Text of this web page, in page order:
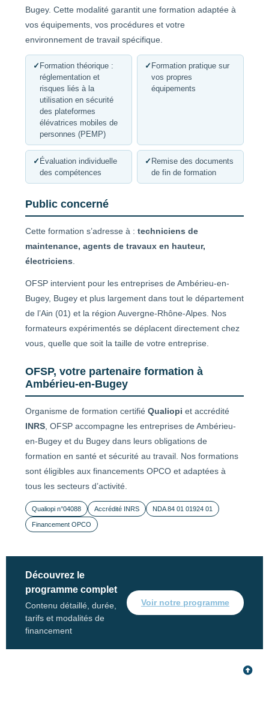
Bugey. Cette modalité garantit une formation adaptée à
vos équipements, vos procédures et votre
environnement de travail spécifique.
✓ Formation théorique :
réglementation et
risques liés à la
utilisation en sécurité
des plateformes
élévatrices mobiles de
personnes (PEMP)
✓ Formation pratique sur
vos propres
équipements
✓ Évaluation individuelle
des compétences
✓ Remise des documents
de fin de formation
Public concerné
Cette formation s’adresse à : techniciens de
maintenance, agents de travaux en hauteur,
électriciens
OFSP intervient pour les entreprises de Ambérieu-en-
Bugey, Bugey et plus largement dans tout le département
de l’Ain (01) et la région Auvergne-Rhône-Alpes. Nos
formateurs expérimentés se déplacent directement chez
vous, quelle que soit la taille de votre entreprise.
OFSP, votre partenaire formation à
Ambérieu-en-Bugey
Organisme de formation certifié Qualiopi et accrédité
INRS , OFSP accompagne les entreprises de Ambérieu-
en-Bugey et du Bugey dans leurs obligations de
formation en santé et sécurité au travail. Nos formations
sont éligibles aux financements OPCO et adaptées à
tous les secteurs d’activité.
Qualiopi n°04088 Accrédité INRS NDA 84 01 01924 01
Financement OPCO
Découvrez le
programme complet
Contenu détaillé, durée,
tarifs et modalités de
financement
Voir notre programme